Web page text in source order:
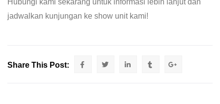
jadwalkan kunjungan ke show unit kami!
Share This Post: